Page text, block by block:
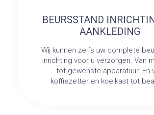
BEURSSTAND
AANKLEDING
Wij kunnen zelfs uw complete
inrichting voor u verzorgen. Van
tot gewenste apparatuur. En
koffiezetter en koelkast tot